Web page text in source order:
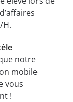
H.
notre
mobile
vous
!